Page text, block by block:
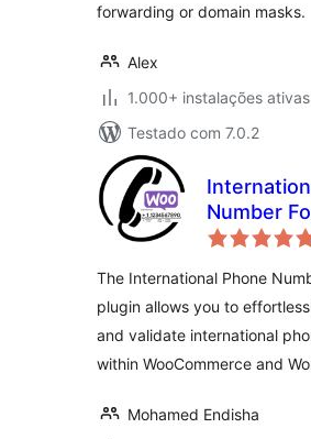
forwarding or domain masks.
Alex
1.000+ instalações ativas
Testado com 7.0.2
Number
The International Phone
plugin allows you to
and validate international
within WooCommerce and
Mohamed Endisha